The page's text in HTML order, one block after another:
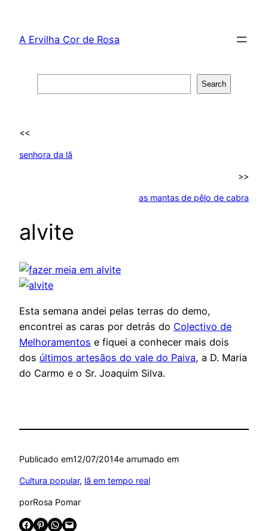
content
A Ervilha Cor de Rosa
Search
<<
senhora da lã
>>
as mantas de pêlo de cabra
alvite
Esta semana andei pelas terras do demo,
encontrei as caras por detrás do Colectivo de
Melhoramentos e fiquei a conhecer mais dois
dos últimos artesãos do vale do Paiva, a D. Maria
do Carmo e o Sr. Joaquim Silva.
Publicado em12/07/2014e arrumado em
Cultura popular, lã em tempo real
porRosa Pomar
Share on Facebook Share on Pinterest Share on WhatsApp Email this Page